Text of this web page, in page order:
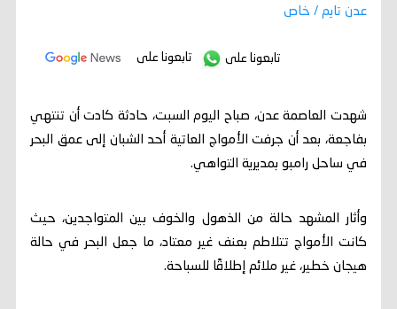
عدن تايم / خاص
تابعونا على تابعونا على
شهدت العاصمة عدن، صباح اليوم السبت، حادثة كادت أن تنتهي
بفاجعة، بعد أن جرفت الأمواج العاتية أحد الشبان إلى عمق البحر
في ساحل رامبو بمديرية التواهي.
وأثار المشهد حالة من الذهول والخوف بين المتواجدين، حيث
كانت الأمواج تتلاطم بعنف غير معتاد، ما جعل البحر في حالة
هيجان خطير، غير ملائم إطلاقًا للسباحة.